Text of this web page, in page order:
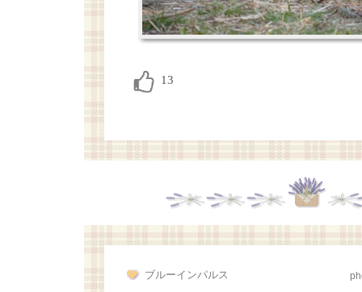
ブルーインパルス